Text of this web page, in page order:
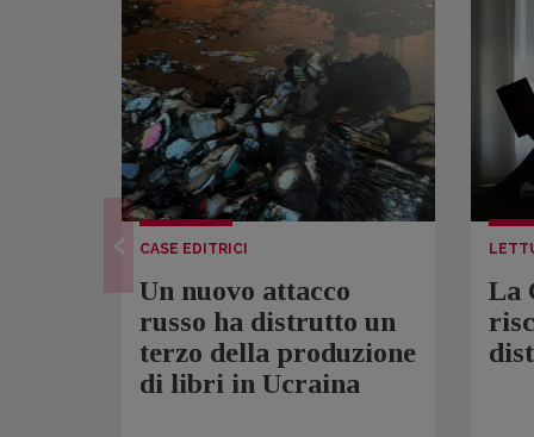
CASE EDITRICI
Un nuovo attacco
russo ha distrutto un
terzo della produzione
di libri in Ucraina
La